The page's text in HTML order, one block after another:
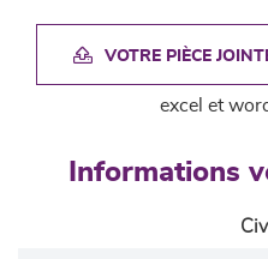
VOTRE PIÈCE
excel et
Informations